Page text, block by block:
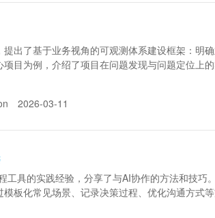
出了基于业务视角的可观测体系建设框架：
目为例，介绍了项目在问题发现与问题定位上
2026-03-11
具的实践经验，分享了与AI协作的方法和技
板化常见场景、记录决策过程、优化沟通方